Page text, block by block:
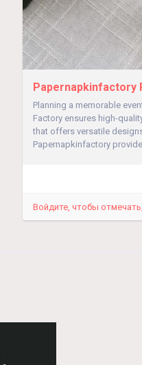
Papernapkinfactory
Planning a memorable
Factory ensures high-
that offers versatile
Papernapkinfactory
Войдите, чтобы